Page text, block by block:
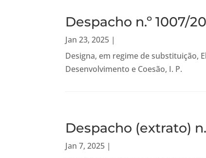
Despacho n.º 1007/
Jan 23, 2025 |
Designa, em regime de substituição,
Desenvolvimento e Coesão, I. P.
Despacho (extrato)
Jan 7, 2025 |